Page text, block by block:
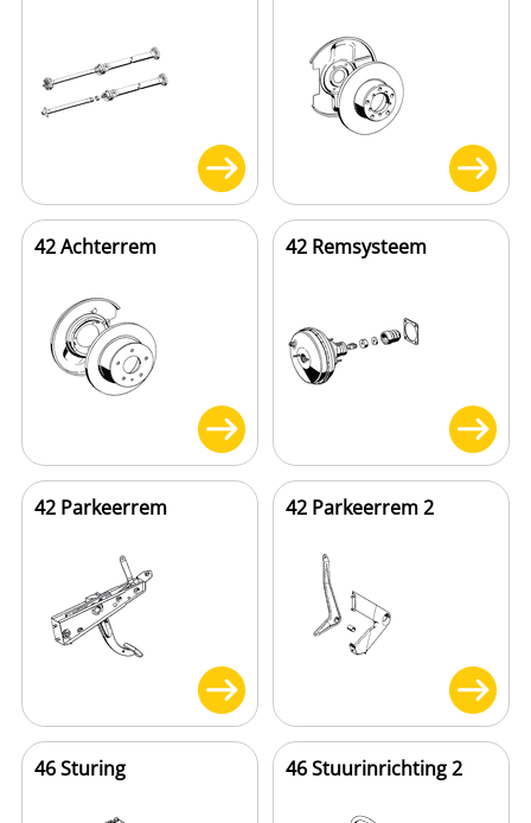
42 Achterrem 42 Remsysteem
42 Parkeerrem 42 Parkeerrem 2
46 Sturing 46 Stuurinrichting 2